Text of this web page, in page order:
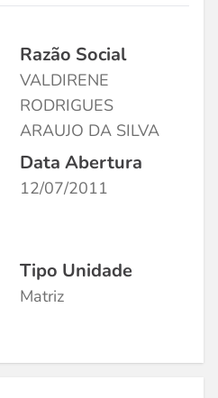
Razão Social
VALDIRENE
RODRIGUES
ARAUJO DA SILVA
Data Abertura
12/07/2011
Tipo Unidade
Matriz